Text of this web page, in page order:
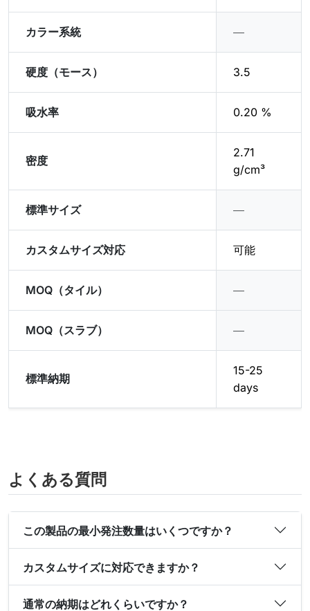
カラー系統 ―
硬度（モース） 3.5
吸水率 0.20 %
密度
2.71
g/cm³
標準サイズ ―
カスタムサイズ対応 可能
MOQ（タイル） ―
MOQ（スラブ） ―
標準納期
15-25
days
よくある質問
この製品の最小発注数量はいくつですか？
カスタムサイズに対応できますか？
通常の納期はどれくらいですか？